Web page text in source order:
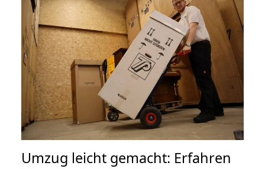
Umzug leicht gemacht: Erfahren